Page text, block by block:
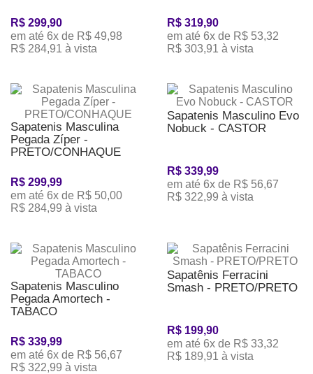
R$ 299,90
em até 6x de R$ 49,98
R$ 284,91 à vista
R$ 319,90
em até 6x de R$ 53,32
R$ 303,91 à vista
Sapatenis Masculina
Pegada Zíper -
PRETO/CONHAQUE
R$ 299,99
em até 6x de R$ 50,00
R$ 284,99 à vista
Sapatenis Masculino Evo
Nobuck - CASTOR
R$ 339,99
em até 6x de R$ 56,67
R$ 322,99 à vista
Sapatenis Masculino
Pegada Amortech -
TABACO
R$ 339,99
em até 6x de R$ 56,67
R$ 322,99 à vista
Sapatênis Ferracini
Smash - PRETO/PRETO
R$ 199,90
em até 6x de R$ 33,32
R$ 189,91 à vista